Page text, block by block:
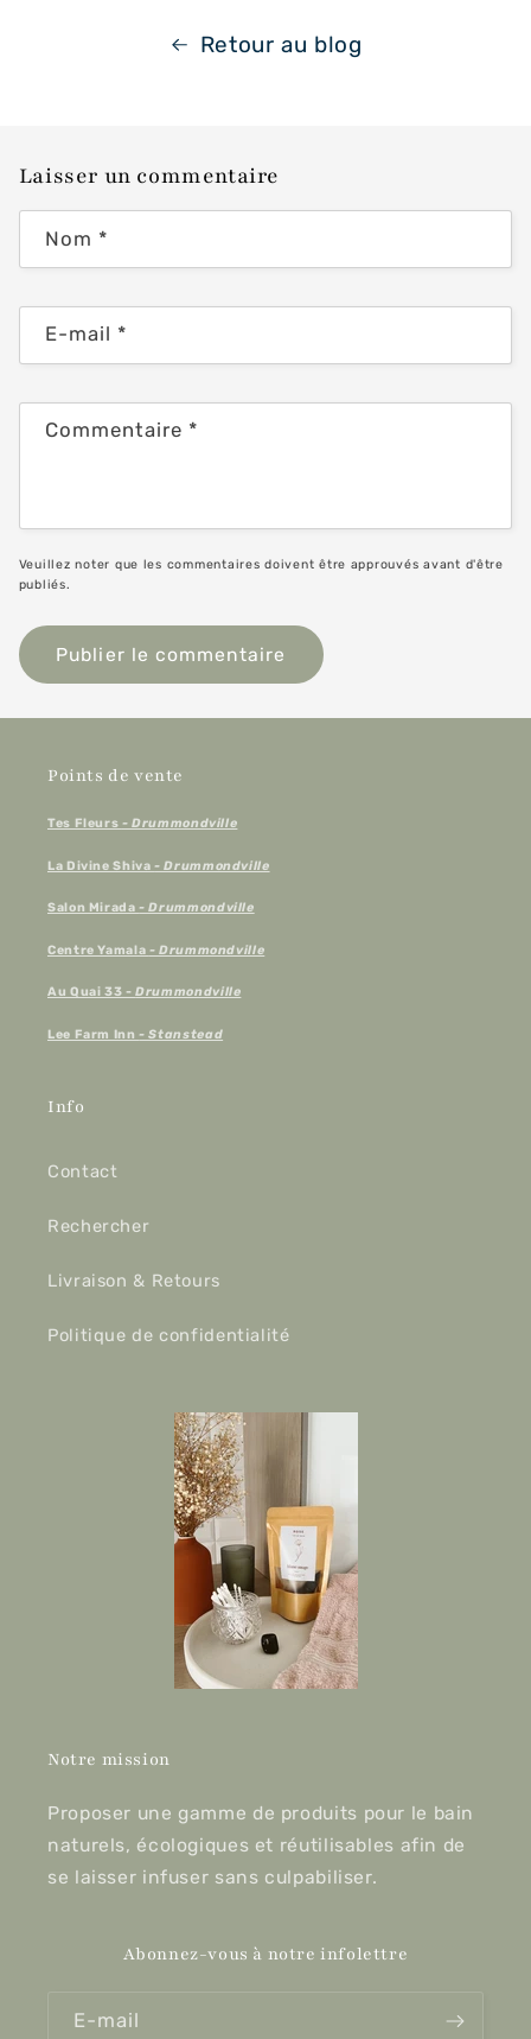
Retour au blog
Laisser un commentaire
Nom *
E-mail *
Commentaire *
Veuillez noter que les commentaires doivent être approuvés avant d'être
publiés.
Points de vente
Tes Fleurs - Drummondville
La Divine Shiva - Drummondville
Salon Mirada - Drummondville
Centre Yamala - Drummondville
Au Quai 33 -Drummondville
Lee Farm Inn - Stanstead
Info
Contact
Rechercher
Livraison & Retours
Politique de confidentialité
Notre mission
Proposer une gamme de produits pour le bain
naturels, écologiques et réutilisables afin de
se laisser infuser sans culpabiliser.
Abonnez-vous à notre infolettre
E-mail